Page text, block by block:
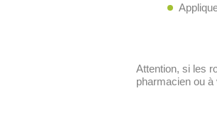
Attention, si les
pharmacien ou